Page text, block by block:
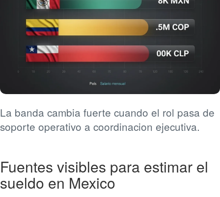
La banda cambia fuerte cuando el rol pasa de
soporte operativo a coordinacion ejecutiva.
Fuentes visibles para estimar el
sueldo en Mexico